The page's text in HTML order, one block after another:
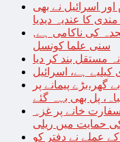
اسرائیل نے بھی
کا عندیہ دیدیا
کی ناکامی ہے,
سنی علما کونسل
مستقل بند کر دیا
ہے، اسرائیل
لاکھ افراد بے گھر،بڑے پیمانے پر
پل بھی بہہ گئے
خانے پر غزہ
حمایت میں ریلی
عملے نے دفتر کو